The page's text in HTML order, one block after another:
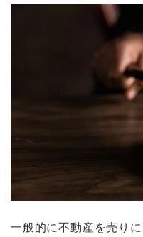
一般的に不動産を売り